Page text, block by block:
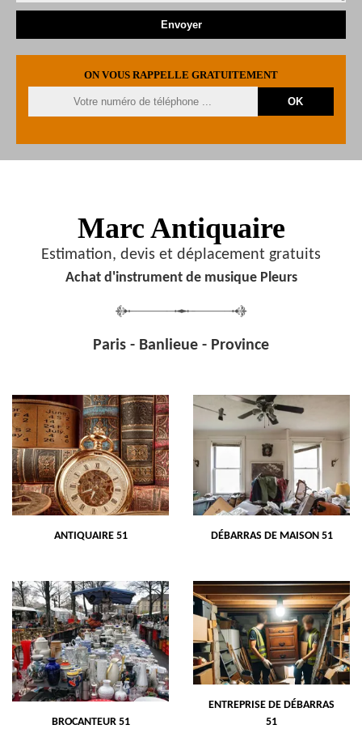
ON VOUS RAPPELLE GRATUITEMENT
Marc Antiquaire
Estimation, devis et déplacement gratuits
Achat d'instrument de musique Pleurs
Paris - Banlieue - Province
ANTIQUAIRE 51 DÉBARRAS DE MAISON 51
BROCANTEUR 51
ENTREPRISE DE DÉBARRAS
51